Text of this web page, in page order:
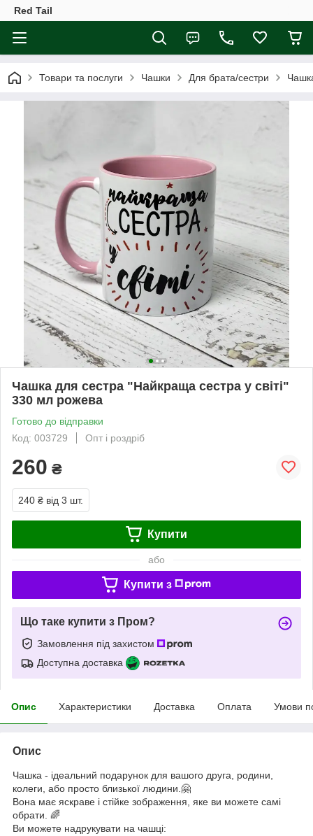
Red Tail
Товари та послуги Чашки Для брата/сестри
Чашка для сестра "Найкраща сестра у світі"
330 мл рожева
Готово до відправки
Код: 003729
Опт і роздріб
260 ₴
240 ₴ від 3 шт.
Купити
або
Купити з
Що таке купити з Пром?
Замовлення під захистом
Доступна доставка
Опис Характеристики Доставка Оплата Умови
Опис
Чашка - ідеальний подарунок для вашого друга, родини,
колеги, або просто близької людини.🤗
Вона має яскраве і стійке зображення, яке ви можете самі
обрати. 🌈
Ви можете надрукувати на чашці: